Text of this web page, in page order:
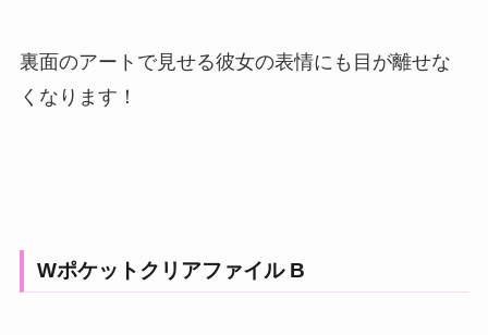
裏面のアートで見せる彼女の表情にも目が離せな
くなります！
Wポケットクリアファイル B